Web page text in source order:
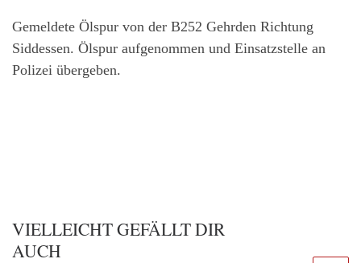
Gemeldete Ölspur von der B252 Gehrden Richtung
Siddessen. Ölspur aufgenommen und Einsatzstelle an
Polizei übergeben.
VIELLEICHT GEFÄLLT DIR
AUCH